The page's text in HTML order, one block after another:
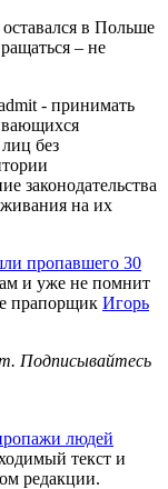
в Польше
– не
- принимать
без
законодательства
на их
пропавшего 30
и уже не помнит
прапорщик Игорь
Подписывайтесь
людей
текст и
редакции.